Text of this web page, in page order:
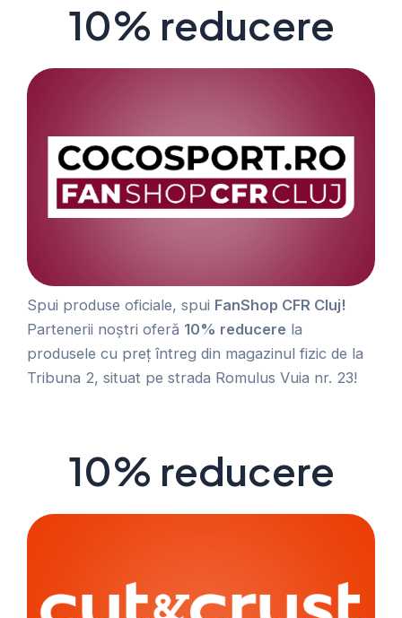
10% reducere
Spui produse oficiale, spui FanShop CFR Cluj!
Partenerii noștri oferă 10% reducere la
produsele cu preț întreg din magazinul fizic de la
Tribuna 2, situat pe strada Romulus Vuia nr. 23!
10% reducere